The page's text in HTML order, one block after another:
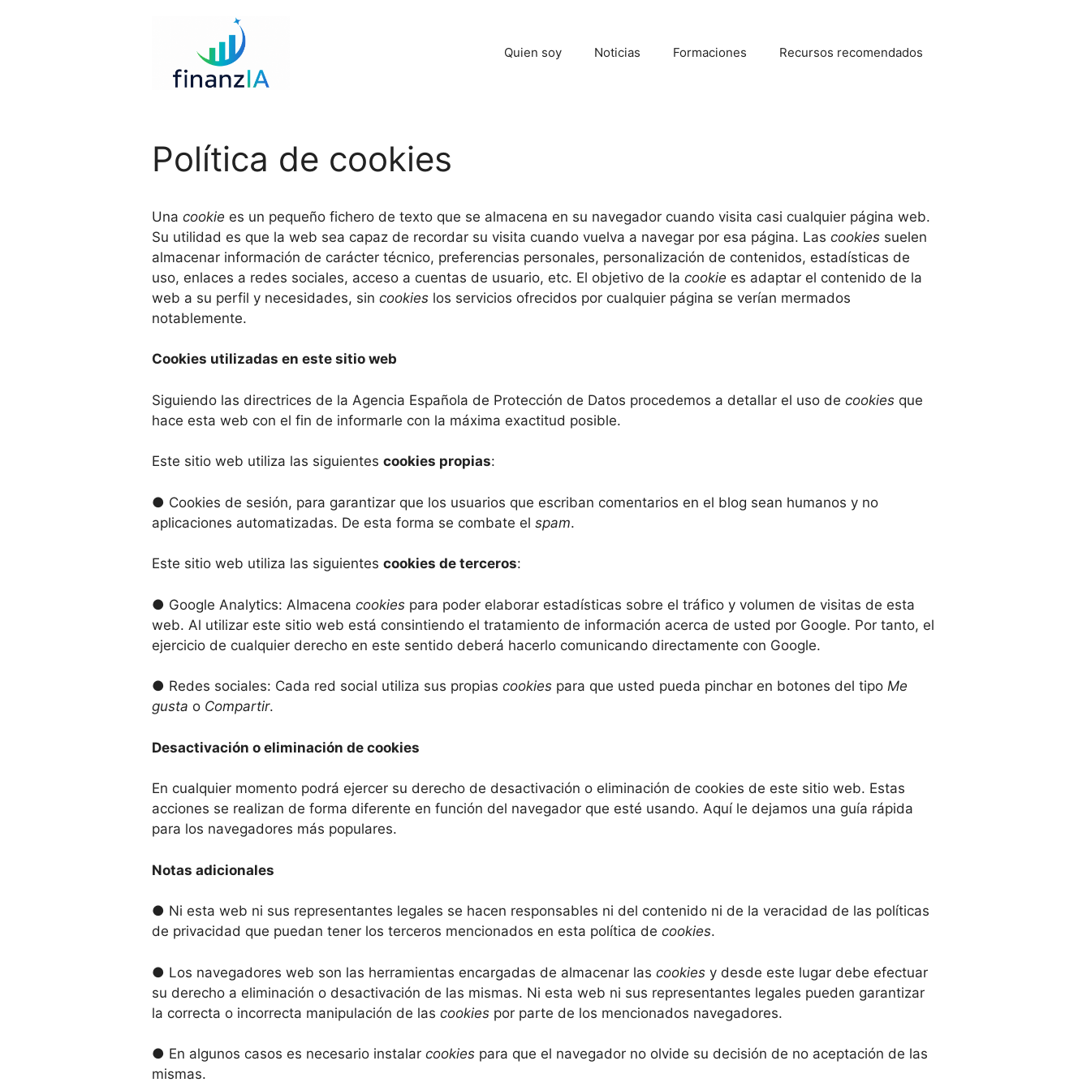
Quien soy Noticias Formaciones Recursos recomendados
Política de cookies
Una cookie es un pequeño fichero de texto que se almacena en su navegador cuando visita casi cualquier página web.
Su utilidad es que la web sea capaz de recordar su visita cuando vuelva a navegar por esa página. Las cookies suelen
almacenar información de carácter técnico, preferencias personales, personalización de contenidos, estadísticas de
uso, enlaces a redes sociales, acceso a cuentas de usuario, etc. El objetivo de la cookie es adaptar el contenido de la
web a su perfil y necesidades, sin cookies los servicios ofrecidos por cualquier página se verían mermados
notablemente.
Cookies utilizadas en este sitio web
Siguiendo las directrices de la Agencia Española de Protección de Datos procedemos a detallar el uso de cookies que
hace esta web con el fin de informarle con la máxima exactitud posible.
Este sitio web utiliza las siguientes cookies propias:
● Cookies de sesión, para garantizar que los usuarios que escriban comentarios en el blog sean humanos y no
aplicaciones automatizadas. De esta forma se combate el spam.
Este sitio web utiliza las siguientes cookies de terceros:
● Google Analytics: Almacena cookies para poder elaborar estadísticas sobre el tráfico y volumen de visitas de esta
web. Al utilizar este sitio web está consintiendo el tratamiento de información acerca de usted por Google. Por tanto, el
ejercicio de cualquier derecho en este sentido deberá hacerlo comunicando directamente con Google.
● Redes sociales: Cada red social utiliza sus propias cookies para que usted pueda pinchar en botones del tipo Me
gusta o Compartir.
Desactivación o eliminación de cookies
En cualquier momento podrá ejercer su derecho de desactivación o eliminación de cookies de este sitio web. Estas
acciones se realizan de forma diferente en función del navegador que esté usando. Aquí le dejamos una guía rápida
para los navegadores más populares.
Notas adicionales
● Ni esta web ni sus representantes legales se hacen responsables ni del contenido ni de la veracidad de las políticas
de privacidad que puedan tener los terceros mencionados en esta política de cookies.
● Los navegadores web son las herramientas encargadas de almacenar las cookies y desde este lugar debe efectuar
su derecho a eliminación o desactivación de las mismas. Ni esta web ni sus representantes legales pueden garantizar
la correcta o incorrecta manipulación de las cookies por parte de los mencionados navegadores.
● En algunos casos es necesario instalar cookies para que el navegador no olvide su decisión de no aceptación de las
mismas.